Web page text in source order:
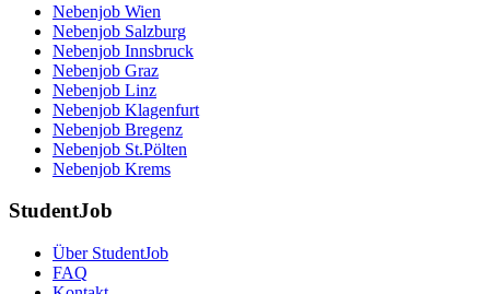
Nebenjob Wien
Nebenjob Salzburg
Nebenjob Innsbruck
Nebenjob Graz
Nebenjob Linz
Nebenjob Klagenfurt
Nebenjob Bregenz
Nebenjob St.Pölten
Nebenjob Krems
StudentJob
Über StudentJob
FAQ